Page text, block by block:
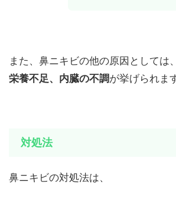
また、鼻ニキビの他の原因としては、
栄養不足、内臓の不調が挙げられま
対処法
鼻ニキビの対処法は、